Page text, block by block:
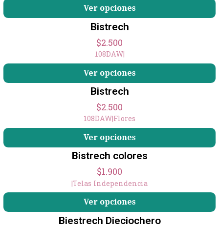
Ver opciones
Bistrech
$2.500
108DAW|
Ver opciones
Bistrech
$2.500
108DAW|Flores
Ver opciones
Bistrech colores
$1.900
|Telas Independencia
Ver opciones
Biestrech Dieciochero